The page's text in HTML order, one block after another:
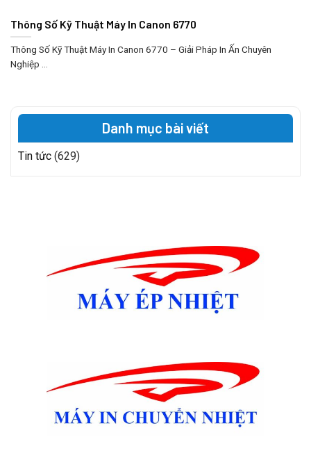
Danh mục bài viết
Tin tức (629)
Thông Số Kỹ Thuật Máy In Canon 6770
Thông Số Kỹ Thuật Máy In Canon 6770 – Giải Pháp In Ấn Chuyên
Nghiệp ...